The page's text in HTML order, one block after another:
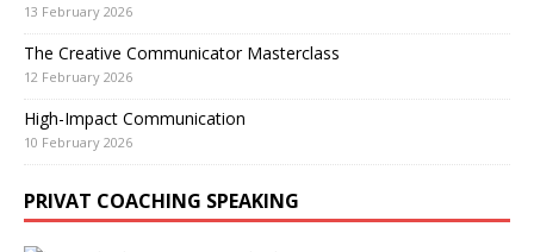
13 February 2026
The Creative Communicator Masterclass
12 February 2026
High-Impact Communication
10 February 2026
PRIVAT COACHING SPEAKING